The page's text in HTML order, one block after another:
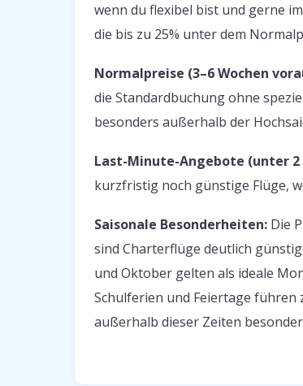
wenn du flexibel bist und gerne
die bis zu 25% unter dem
Normalpreise (3–6 Wochen
die Standardbuchung ohne
besonders außerhalb der
Last-Minute-Angebote (unter 2
kurzfristig noch günstige Flüge,
Saisonale Besonderheiten: Die
sind Charterflüge deutlich
und Oktober gelten als ideale
Schulferien und Feiertage führen
außerhalb dieser Zeiten